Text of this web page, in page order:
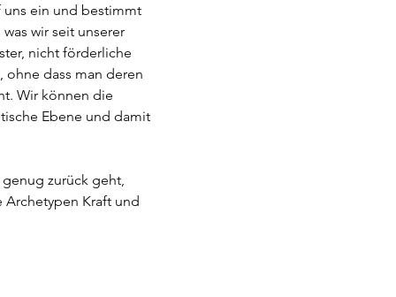
uns ein und bestimmt
wir seit unserer
nicht förderliche
ohne dass man deren
Wir können die
Ebene und damit
zurück geht,
Kraft und